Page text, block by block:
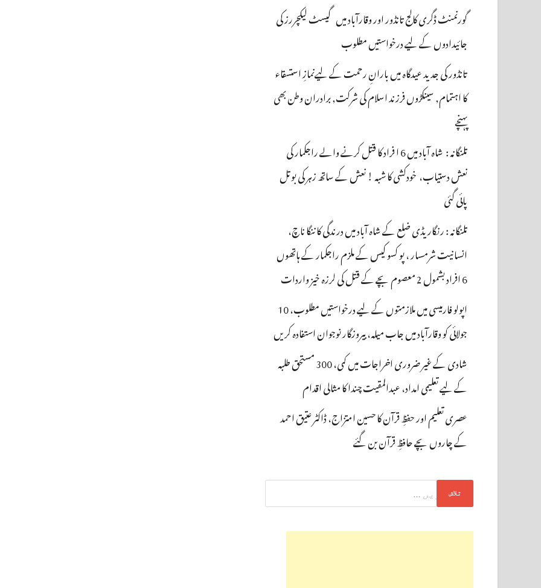
گورنمنٹ ڈگری کالج تانڈور اور وقارآباد میں گیسٹ لیکچررز کی
جائیدادوں کے لیے درخواستیں مطلوب
تانڈور کی جدید عیدگاہ میں بارانِ رحمت کے لیےنمازِ استسقاء
کا اہتمام, سینکڑوں فرزند اسلام کی شرکت, برادران وطن بھی
پہنچے
تلنگانہ : شاہ آباد میں 6 ا فراد کا قتل کرنے والے راجکمار کی
نعش دستیاب، خودکشی کا شبہ ! نعش کے ساتھ زہر کی بوتل
پائی گئی
تلنگانہ : رنگاریڈی ضلع کے شاہ آباد میں درندگی کا ننگا ناچ،
انسانیت شرمسار ، پو کسو کیس کے ملزم راجکمار کے ہاتھوں
6 افراد بشمول 2 معصوم بچے کے قتل کی لرزہ خیز واردات
اپولو فارمیسی میں ملازمتوں کے لیے درخواستیں مطلوب، 10
جولائی کو وقارآباد میں جاب میلہ، بیروزگار نوجوان استفادہ کریں
شادی کے غیر ضروری اخراجات میں کمی، 300 مستحق طلبہ
کے لیے تعلیمی امداد، عبدالمقیت چندا کا مثالی اقدام
عصری تعلیم اور حفظِ قرآن کا حسین امتزاج، ڈاکٹر عتیق احمد
کے چاروں بچے حافظِ قرآن بن گئے